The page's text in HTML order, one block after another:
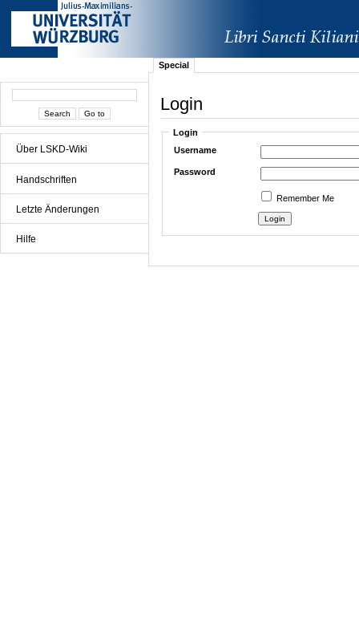
Über LSKD-Wiki
Handschriften
Letzte Änderungen
Hilfe
Special
Login
Login
Username
Password
Remember Me